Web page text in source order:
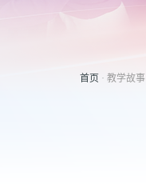
首页 · 教学故事